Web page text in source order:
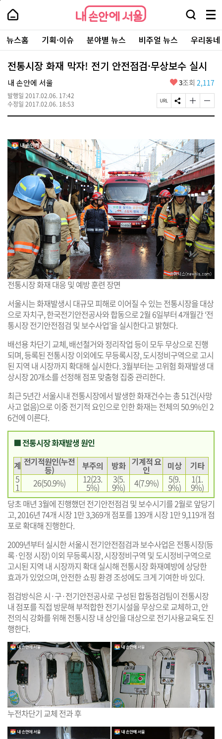
본
로
가
내
손
안
에
서
울
-
서
울
시
대
표
소
털
내
손
에
울
검
창
열
기
메
뉴
전
체
보
주
요
서
뉴스홈 기획·이슈 분야별 뉴스 비주얼 뉴스 우리동
전통시장 화재 막자! 전기 안전점검·무상보수 실시
내 손안에 서울
발행일 2017.02.06. 17:42
수정일 2017.02.06. 18:53
좋
요
3조회 2,117
페
이
L
복
사
S
N
유
하
기
글
자
크
게
변
경
하
기
글
자
작
게
변
경
하
기
전통시장 화재 대응 및 예방 훈련 장면
서울시는 화재발생시 대규모 피해로 이어질 수 있는 전통시장을 대상
으로 자치구, 한국전기안전공사와 합동으로 2월 6일부터 4개월간 ‘전
통시장 전기안전점검 및 보수사업’을 실시한다고 밝혔다.
배선용 차단기 교체, 배선철거와 정리작업 등이 모두 무상으로 진행
되며, 등록된 전통시장 이외에도 무등록시장, 도시정비구역으로 고시
된 지역 내 시장까지 확대해 실시한다. 3월부터는 고위험 화재발생 대
상시장 20개소를 선정해 점포 맞춤형 집중 관리한다.
최근 5년간 서울시내 전통시장에서 발생한 화재건수는 총 51건(사망
사고 없음)으로 이중 전기적 요인으로 인한 화재는 전체의 50.9%인 2
6건에 이른다.
■ 전통시장 화재발생 원인
계 전기적원인(누전
등) 부주의 방화 기계적 요
인 미상
기타
5
1 26(50.9%) 12(23.
5%)
3(5.
9%) 4(7.9%) 5(9.
9%)
1(1.
9%)
당초 매년 3월에 진행했던 전기안전점검 및 보수시기를 2월로 앞당기
고, 2016년 74개 시장 1만 3,369개 점포를 139개 시장 1만 9,119개 점
포로 확대해 진행한다.
2009년부터 실시한 서울시 전기안전점검과 보수사업은 전통시장(등
록·인정 시장) 이외 무등록시장, 시장정비구역 및 도시정비구역으로
고시된 지역 내 시장까지 확대 실시해 전통시장 화재예방에 상당한
효과가 있었으며, 안전한 쇼핑 환경 조성에도 크게 기여한 바 있다.
점검방식은 시·구·전기안전공사로 구성된 합동점검팀이 전통시장
내 점포를 직접 방문해 부적합한 전기시설을 무상으로 교체하고, 안
전의식 강화를 위해 전통시장 내 상인을 대상으로 전기사용교육도 진
행한다.
누전차단기 교체 전과 후
페
상
단
로